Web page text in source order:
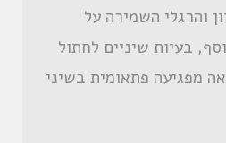
והרגלי השמירה על
בעיות שיניים לחתול
מפגיעה פתאומית בשיני